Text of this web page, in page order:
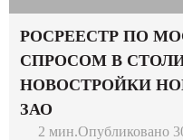
РОСРЕЕСТР ПО
СПРОСОМ В
НОВОСТРОЙКИ
ЗАО
2 мин.Опубликовано